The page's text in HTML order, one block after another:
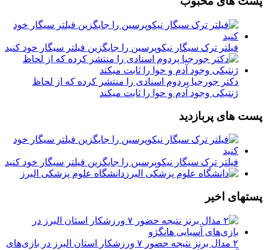
فیلتر ترک سیگار نیکوپرسین را جایگزین فیلتر سیگار خود کنید
دکتر جورجیا پردوم اسنادی را منتشر کرده که از لحاظ
ژنتیکی وجود آدم و حوا را ثابت میکند
پست های پربازدید
فیلتر ترک سیگار نیکوپرسین را جایگزین فیلتر سیگار خود کنید
دانشگاه علوم پزشکی البرز
پستهای اخیر
۲ مدال برنز نتیجه حضور ۷ ورزشکار استان البرز در بازی‌های